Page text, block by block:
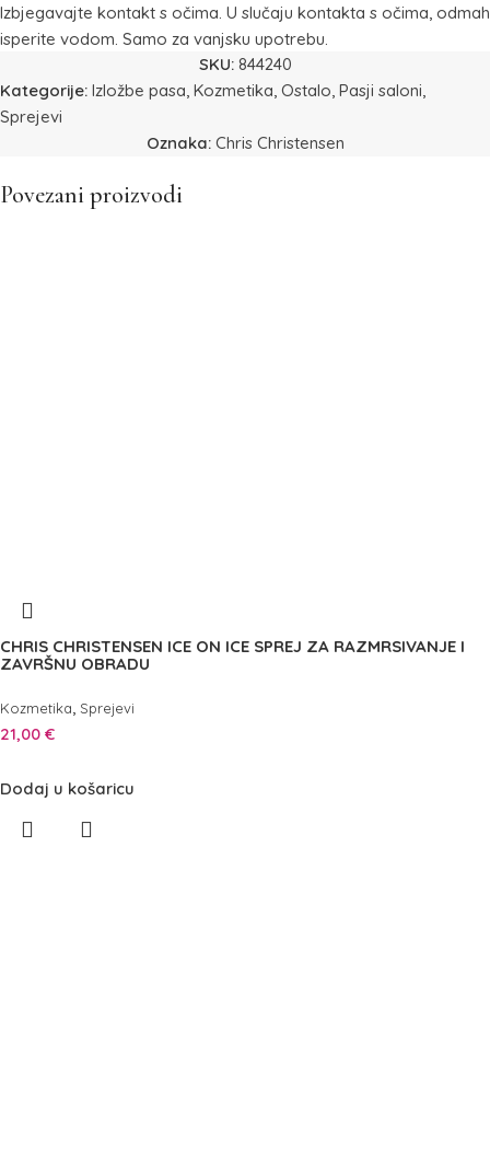
Izbjegavajte kontakt s očima. U slučaju kontakta s očima, odmah
isperite vodom. Samo za vanjsku upotrebu.
SKU: 844240
Kategorije: Izložbe pasa, Kozmetika, Ostalo, Pasji saloni,
Sprejevi
Oznaka: Chris Christensen
Povezani proizvodi
CHRIS CHRISTENSEN ICE ON ICE SPREJ ZA RAZMRSIVANJE I
ZAVRŠNU OBRADU
Kozmetika, Sprejevi
21,00 €
Dodaj u košaricu